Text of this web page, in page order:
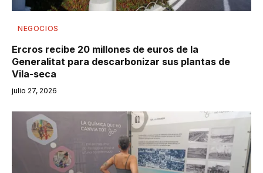
NEGOCIOS
Ercros recibe 20 millones de euros de la
Generalitat para descarbonizar sus plantas de
Vila-seca
julio 27, 2026